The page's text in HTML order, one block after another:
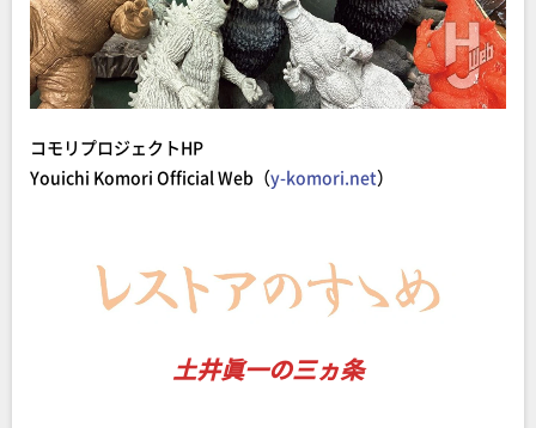
コモリプロジェクトHP
Youichi Komori Official Web（y-komori.net）
土井眞一の三ヵ条